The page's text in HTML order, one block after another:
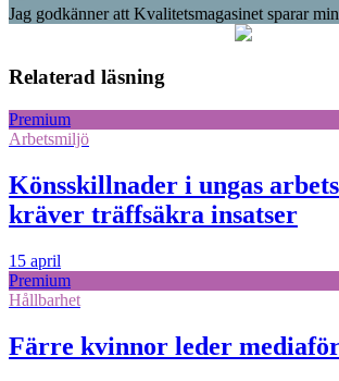
Jag godkänner att Kvalitetsmagasinet sparar
Relaterad läsning
Premium
Arbetsmiljö
Könsskillnader i ungas
kräver träffsäkra insatser
15 april
Premium
Hållbarhet
Färre kvinnor leder